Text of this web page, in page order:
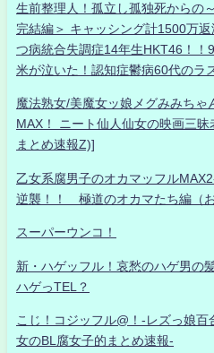
生前整理人！孤立し孤独死からの
完結編＞ キャッシング計1500万
つ病統合失調症14年生HKT46！！
米が泣いた！認知症鬱病60代のラ
魔法熟女/美魔女ッ娘メグみみちゃ
MAX！ ニート仙人仙女の映画三
まとめ速報Z)]
乙女系腐男子のオカマッフル
逆襲！！ 極道のオカマたち編（
スーパーウンコ！
新・ハゲッフル！哀愁のハゲ男の
ハゲっTEL？
こじ！コジッフル@！-レズっ娘
女のBL腐女子的まとめ速報-